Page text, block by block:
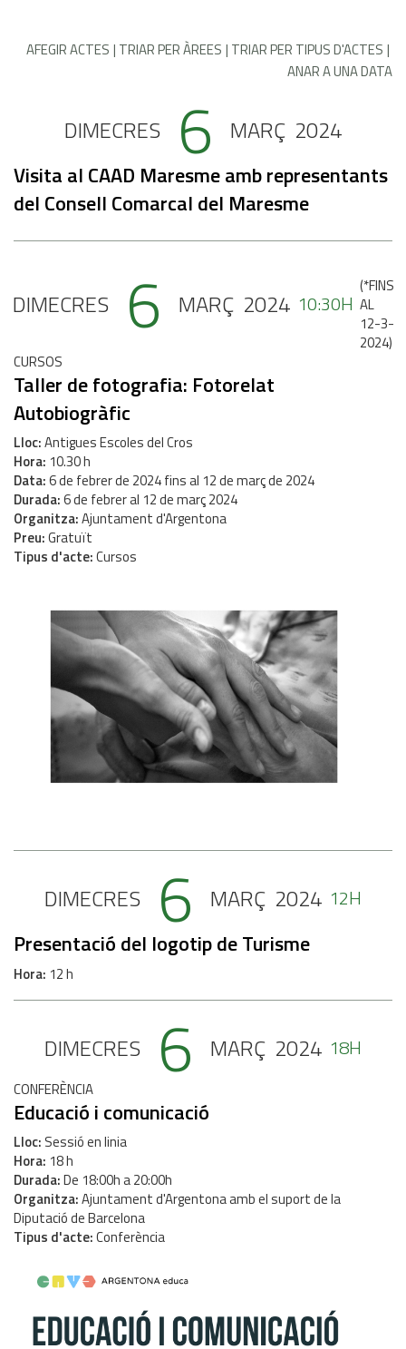
AFEGIR ACTES TRIAR PER ÀREES TRIAR PER TIPUS D'ACTES
ANAR A UNA DATA
DIMECRES 6 MARÇ 2024
Visita al CAAD Maresme amb representants
del Consell Comarcal del Maresme
DIMECRES 6 MARÇ 2024 10:30H
(*FINS
AL
12-3-
2024)
CURSOS
Taller de fotografia: Fotorelat
Autobiogràfic
Lloc Antigues Escoles del Cros
Hora 10.30 h
Data 6de febrerde 2024fins al 12demarçde 2024
Durada 6 de febrer al 12 de març 2024
Organitza Ajuntament d'Argentona
Preu Gratuït
Tipus d'acte Cursos
DIMECRES 6 MARÇ 2024 12H
Presentació del logotip de Turisme
Hora 12 h
DIMECRES 6 MARÇ 2024 18H
CONFERÈNCIA
Educació i comunicació
Lloc Sessió en linia
Hora 18 h
Durada De 18:00h a 20:00h
Organitza Ajuntament d'Argentona amb el suport de la
Diputació de Barcelona
Tipus d'acte Conferència